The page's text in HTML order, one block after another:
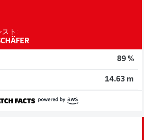
スト:
89 %
14.63 m